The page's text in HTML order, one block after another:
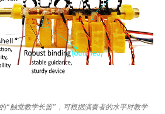
“触觉教学长笛”，可根据演奏者的水平对教学